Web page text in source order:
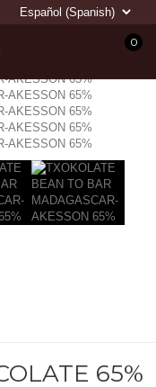
0
65%